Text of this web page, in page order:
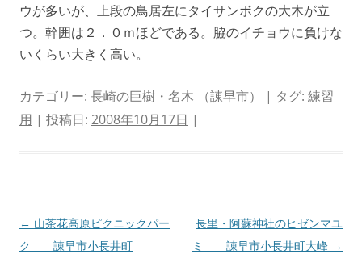
ウが多いが、上段の鳥居左にタイサンボクの大木が立
つ。幹囲は２．０ｍほどである。脇のイチョウに負けな
いくらい大きく高い。
カテゴリー: 長崎の巨樹・名木 （諌早市） | タグ: 練習
用 | 投稿日: 2008年10月17日 |
投
稿
← 山茶花高原ピクニックパー
ク 諌早市小長井町
長里・阿蘇神社のヒゼンマユ
ミ 諌早市小長井町大峰 →